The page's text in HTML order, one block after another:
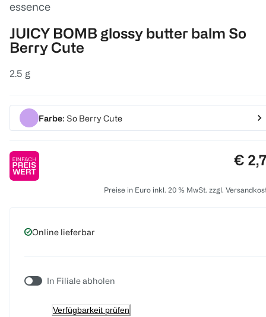
essence
JUICY BOMB glossy butter balm So
Berry Cute
2.5 g
Farbe: So Berry Cute
€
Preise in Euro inkl. 20 % MwSt. zzgl.
Online lieferbar
In Filiale abholen
Verfügbarkeit prüfen